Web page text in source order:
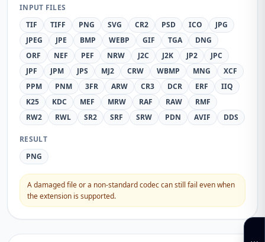
INPUT FILES
TIF
TIFF PNG SVG CR2 PSD ICO
JPG
JPEG
JPE BMP WEBP GIF TGA
DNG
ORF
NEF PEF NRW J2C J2K JP2
JPC
JPF
JPM JPS MJ2 CRW WBMP MNG
XCF
PPM
PNM 3FR ARW CR3 DCR ERF
IIQ
K25
KDC MEF MRW RAF RAW
RMF
RW2
RWL SR2 SRF SRW PDN AVIF DDS
RESULT
PNG
A damaged file or a non-standard codec can still fail even when
the extension is supported.